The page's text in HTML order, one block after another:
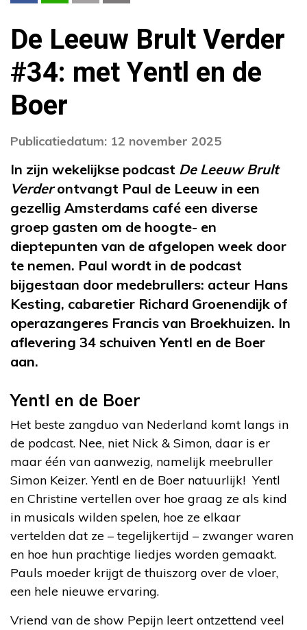
De Leeuw Brult Verder
#34: met Yentl en de
Boer
Publicatiedatum: 12 november 2025
In zijn wekelijkse podcast De Leeuw Brult
Verderontvangt Paul de Leeuw in een
gezellig Amsterdams café een diverse
groep gasten om de hoogte- en
dieptepunten van de afgelopen week door
te nemen. Paul wordt in de podcast
bijgestaan door medebrullers: acteur Hans
Kesting, cabaretier Richard Groenendijk of
operazangeres Francis van Broekhuizen. In
aflevering 34 schuiven Yentl en de Boer
aan.
Yentl en de Boer
Het beste zangduo van Nederland komt langs in
de podcast. Nee, niet Nick & Simon, daar is er
maar één van aanwezig, namelijk meebruller
Simon Keizer. Yentl en de Boer natuurlijk! Yentl
en Christine vertellen over hoe graag ze als kind
in musicals wilden spelen, hoe ze elkaar
vertelden dat ze – tegelijkertijd – zwanger waren
en hoe hun prachtige liedjes worden gemaakt.
Pauls moeder krijgt de thuiszorg over de vloer,
een hele nieuwe ervaring.
Vriend van de show Pepijn leert ontzettend veel